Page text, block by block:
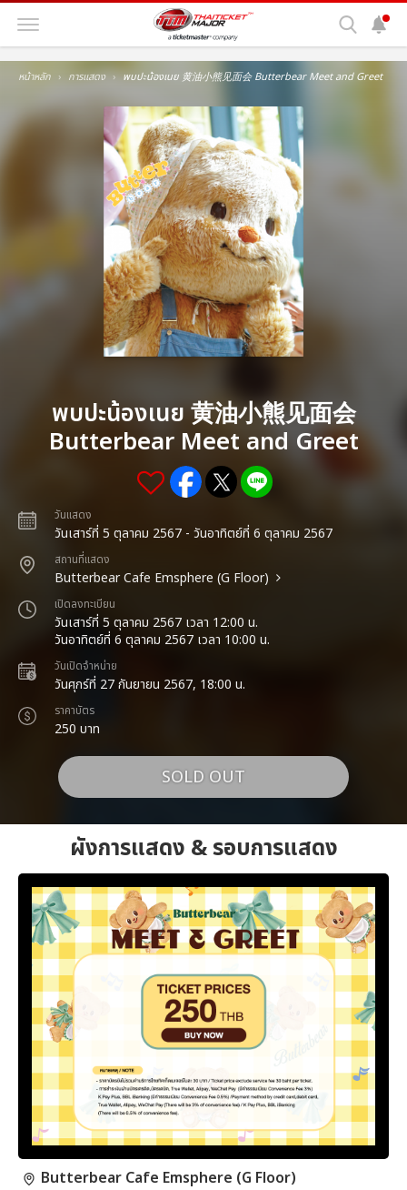
หน้าหลัก การแสดง พบปะน้องเนย 黄油小熊见面会 Butterbear Meet and Greet
พบปะน้องเนย 黄油小熊见面会
Butterbear Meet and Greet
วันแสดง
วันเสาร์ที่ 5 ตุลาคม 2567 - วันอาทิตย์ที่ 6 ตุลาคม 2567
สถานที่แสดง
Butterbear Cafe Emsphere (G Floor)
เปิดลงทะเบียน
วันเสาร์ที่ 5 ตุลาคม 2567 เวลา 12:00 น.
วันอาทิตย์ที่ 6 ตุลาคม 2567 เวลา 10:00 น.
วันเปิดจำหน่าย
วันศุกร์ที่ 27 กันยายน 2567, 18:00 น.
ราคาบัตร
250 บาท
SOLD OUT
ผังการแสดง & รอบการแสดง
Butterbear Cafe Emsphere (G Floor)